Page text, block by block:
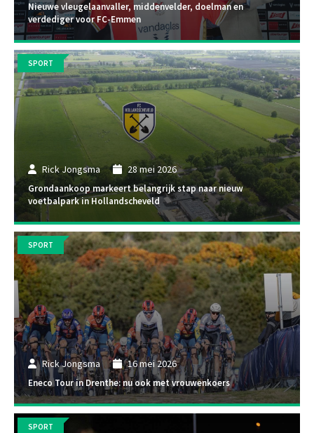
Nieuwe vleugelaanvaller, middenvelder, doelman en
verdediger voor FC-Emmen
Rick Jongsma 28 mei 2026
Grondaankoop markeert belangrijk stap naar nieuw
voetbalpark in Hollandscheveld
SPORT
Rick Jongsma 16 mei 2026
Eneco Tour in Drenthe: nu ook met vrouwenkoers
SPORT
SPORT